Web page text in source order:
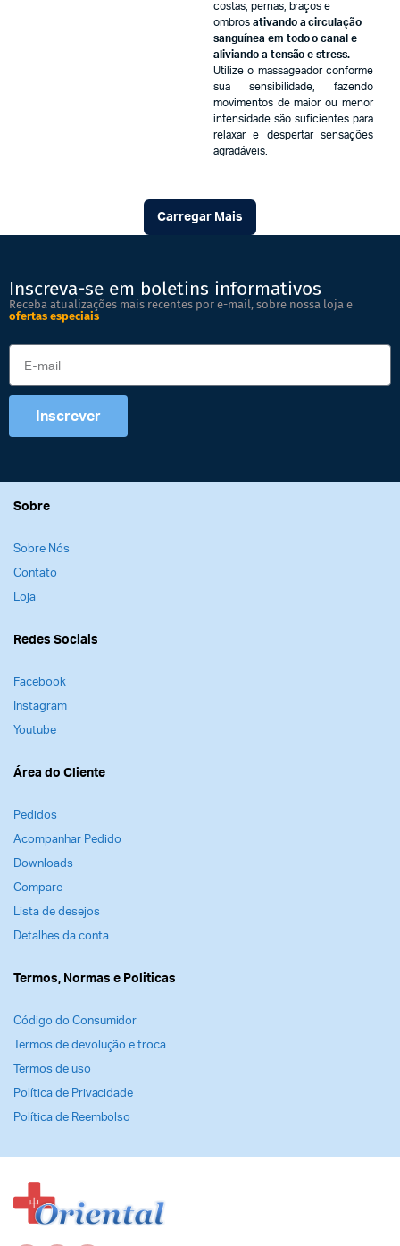
costas, pernas, braços e
ombros ativando a circulação
sanguínea em todo o canal e
aliviando a tensão e stress.
Utilize o massageador conforme
sua sensibilidade, fazendo
movimentos de maior ou menor
intensidade são suficientes para
relaxar e despertar sensações
agradáveis.
Carregar Mais
Inscreva-se em boletins informativos
Receba atualizações mais recentes por e-mail, sobre nossa loja e
ofertas especiais
Inscrever
Sobre
Sobre Nós
Contato
Loja
Redes Sociais
Facebook
Instagram
Youtube
Área do Cliente
Pedidos
Acompanhar Pedido
Downloads
Compare
Lista de desejos
Detalhes da conta
Termos, Normas e Politicas
Código do Consumidor
Termos de devolução e troca
Termos de uso
Política de Privacidade
Política de Reembolso